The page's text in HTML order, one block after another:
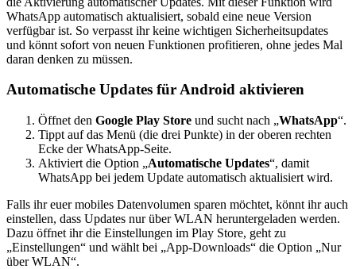
WhatsApp automatisch aktualisiert, sobald eine neue Version
verfügbar ist. So verpasst ihr keine wichtigen Sicherheitsupdates
und könnt sofort von neuen Funktionen profitieren, ohne jedes Mal
daran denken zu müssen.
Automatische Updates für Android aktivieren
Öffnet den Google Play Store und sucht nach „WhatsApp“.
Tippt auf das Menü (die drei Punkte) in der oberen rechten
Ecke der WhatsApp-Seite.
Aktiviert die Option „Automatische Updates“, damit
WhatsApp bei jedem Update automatisch aktualisiert wird.
Falls ihr euer mobiles Datenvolumen sparen möchtet, könnt ihr auch
einstellen, dass Updates nur über WLAN heruntergeladen werden.
Dazu öffnet ihr die Einstellungen im Play Store, geht zu
„Einstellungen“ und wählt bei „App-Downloads“ die Option „Nur
über WLAN“.